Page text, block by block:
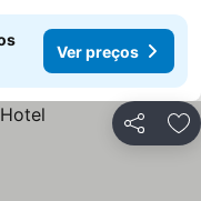
Ver preços
Partilhar